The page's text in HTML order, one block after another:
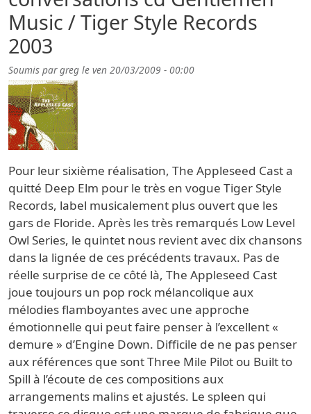
Music / Tiger Style Records
2003
Soumis pargreg le ven 20/03/2009 - 00:00
Pour leur sixième réalisation, The Appleseed Cast a
quitté Deep Elm pour le très en vogue Tiger Style
Records, label musicalement plus ouvert que les
gars de Floride. Après les très remarqués Low Level
Owl Series, le quintet nous revient avec dix chansons
dans la lignée de ces précédents travaux. Pas de
réelle surprise de ce côté là, The Appleseed Cast
joue toujours un pop rock mélancolique aux
mélodies flamboyantes avec une approche
émotionnelle qui peut faire penser à l’excellent «
demure » d’Engine Down. Difficile de ne pas penser
aux références que sont Three Mile Pilot ou Built to
Spill à l’écoute de ces compositions aux
arrangements malins et ajustés. Le spleen qui